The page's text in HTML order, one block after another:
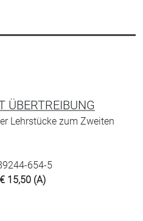
ÜBERTREIBUNG
Lehrstücke zum Zweiten
654-5
15,50 (A)